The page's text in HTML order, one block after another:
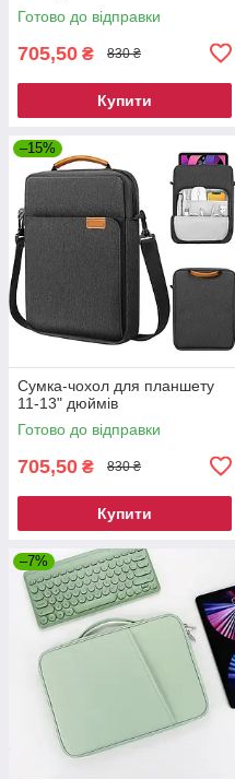
Готово до відправки
705,50 ₴ 830 ₴
Купити
–15%
Сумка-чохол для планшету
11-13" дюймів
Готово до відправки
705,50 ₴ 830 ₴
Купити
–7%